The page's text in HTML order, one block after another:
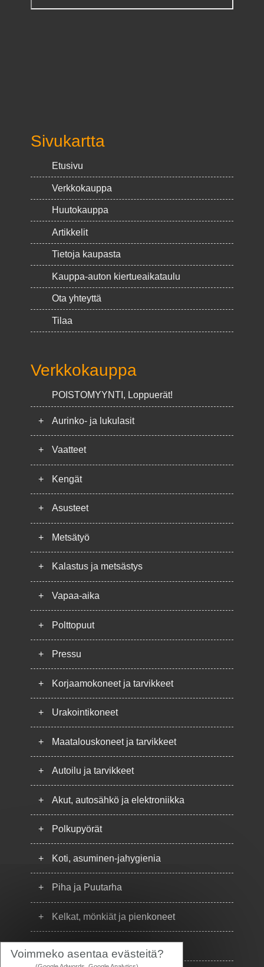
Voimmeko asentaa evästeitä?
Sivukartta
Etusivu
Verkkokauppa
Huutokauppa
Artikkelit
Tietoja kaupasta
Kauppa-auton kiertueaikataulu
Ota yhteyttä
Tilaa
Verkkokauppa
POISTOMYYNTI, Loppuerät!
+ Aurinko- ja lukulasit
+ Vaatteet
+ Kengät
+ Asusteet
+ Metsätyö
+ Kalastus ja metsästys
+ Vapaa-aika
+ Polttopuut
+ Pressu
+ Korjaamokoneet ja tarvikkeet
+ Urakointikoneet
+ Maatalouskoneet ja tarvikkeet
+ Autoilu ja tarvikkeet
+ Akut, autosähkö ja elektroniikka
+ Polkupyörät
+ Koti, asuminen-jahygienia
+ Piha ja Puutarha
+ Kelkat, mönkiät ja pienkoneet
+ Puhelimet